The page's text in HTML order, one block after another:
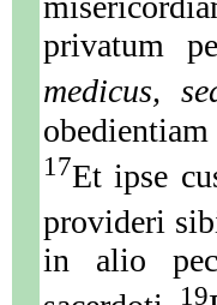
privatum
medicus,
17Et ipse
provideri
in alio
19